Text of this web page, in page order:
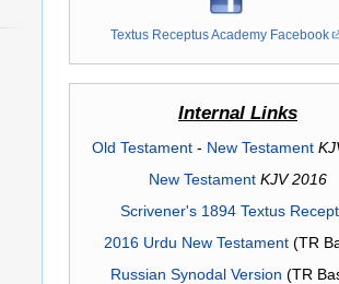
Textus Receptus Academy Facebook
Internal Links
Old Testament- New Testament
New Testament KJV 2016
Scrivener's 1894 Textus
2016 Urdu New Testament(TR
Russian Synodal Version (TR